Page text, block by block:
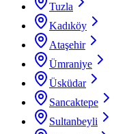
Tuzla
Kadıköy
Ataşehir
Ümraniye
Üsküdar
Sancaktepe
Sultanbeyli